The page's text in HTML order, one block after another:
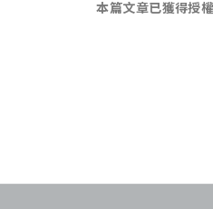
本篇文章已獲得授